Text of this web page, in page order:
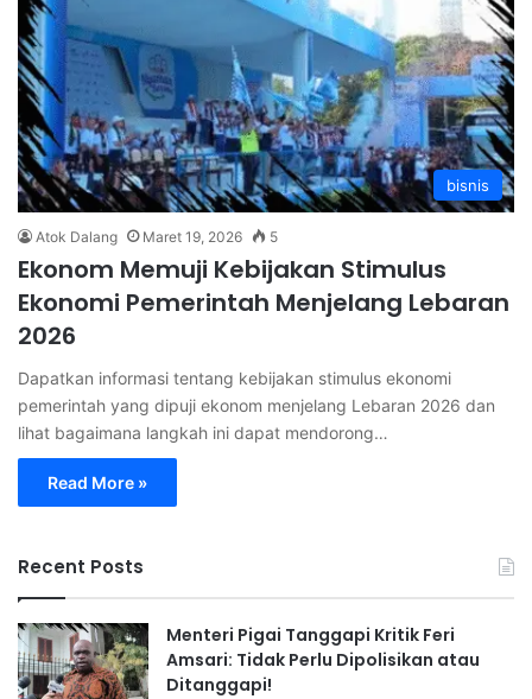
bisnis
Atok Dalang Maret 19, 2026 5
Ekonom Memuji Kebijakan Stimulus
Ekonomi Pemerintah Menjelang Lebaran
2026
Dapatkan informasi tentang kebijakan stimulus ekonomi
pemerintah yang dipuji ekonom menjelang Lebaran 2026 dan
lihat bagaimana langkah ini dapat mendorong…
Read More »
Recent Posts
Menteri Pigai Tanggapi Kritik Feri
Amsari: Tidak Perlu Dipolisikan atau
Ditanggapi!